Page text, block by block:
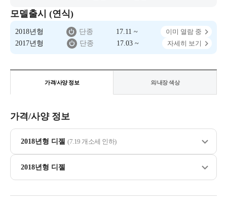
모델출시 (연식)
2018년형 단종 17.11 ~
이미 열람 중
2017년형
단종 17.03 ~ 자세히 보기
가격/사양 정보 외/내장 색상
가격/사양 정보
2018년형 디젤 (7.19 개소세 인하)
2018년형 디젤